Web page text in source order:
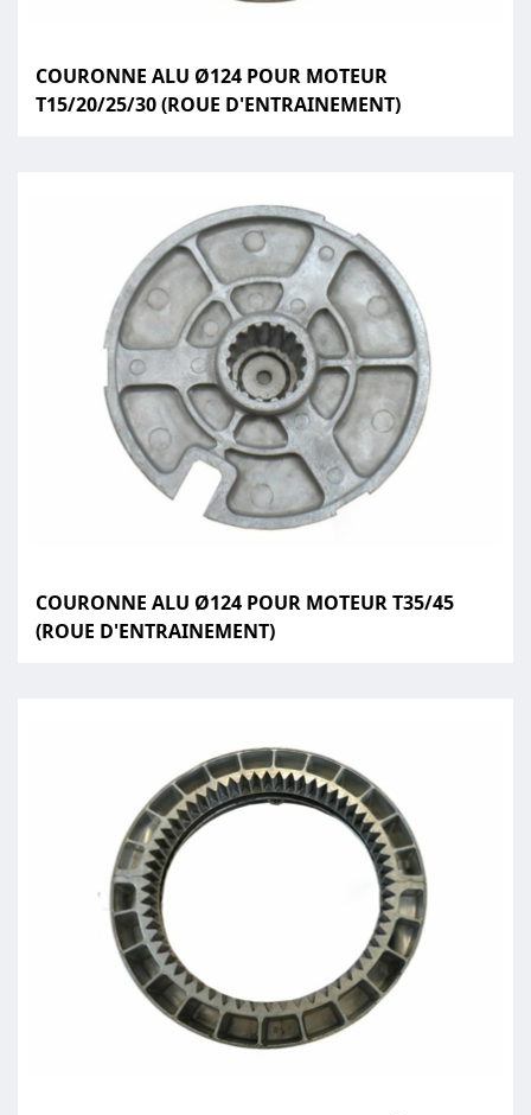
COURONNE ALU Ø124 POUR MOTEUR
T15/20/25/30 (ROUE D'ENTRAINEMENT)
COURONNE ALU Ø124 POUR MOTEUR T35/45
(ROUE D'ENTRAINEMENT)